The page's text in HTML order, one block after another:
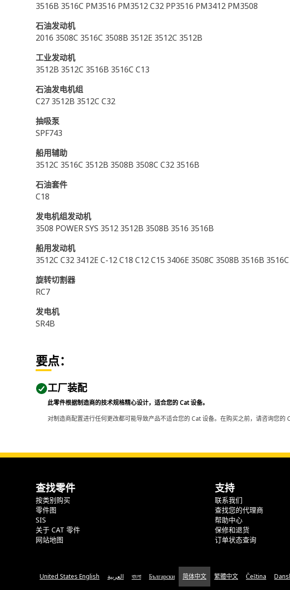
3516B 3516C PM3516 PM3512 C32 PP3516 PM3412 PM3508
石油发动机
2016 3508C 3516C 3508B 3512E 3512C 3512B
工业发动机
3512B 3512C 3516B 3516C C13
石油发电机组
C27 3512B 3512C C32
抽吸泵
SPF743
船用辅助
3512C 3516C 3512B 3508B 3508C C32 3516B
石油套件
C18
发电机组发动机
3508 POWER SYS 3512 3512B 3508B 3516 3516B
船用发动机
3512C C32 3412E C-12 C18 C12 C15 3406E 3508C 3508B 3516B 3516C
旋转切割器
RC7
发电机
SR4B
要点：
工厂装配
此零件根据制造商的技术规格精心设计，适合您的 Cat 设备。
对制造商配置进行任何更改都可能导致产品不适合您的 Cat 设备。在购买之前，请咨询您
查找零件
按类别购买
零件图
SIS
关于 CAT 零件
网站地图
支持
联系我们
查找您的代理商
帮助中心
保修和退货
订单状态查询
United States English العربية বাংলা Български 简体中文 繁體中文 Čeština